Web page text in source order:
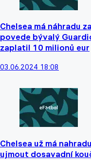
Chelsea má náhradu
povede bývalý
zaplatil 10 milionů eur
03.06.2024 18:08
Chelsea už má
ujmout dosavadní